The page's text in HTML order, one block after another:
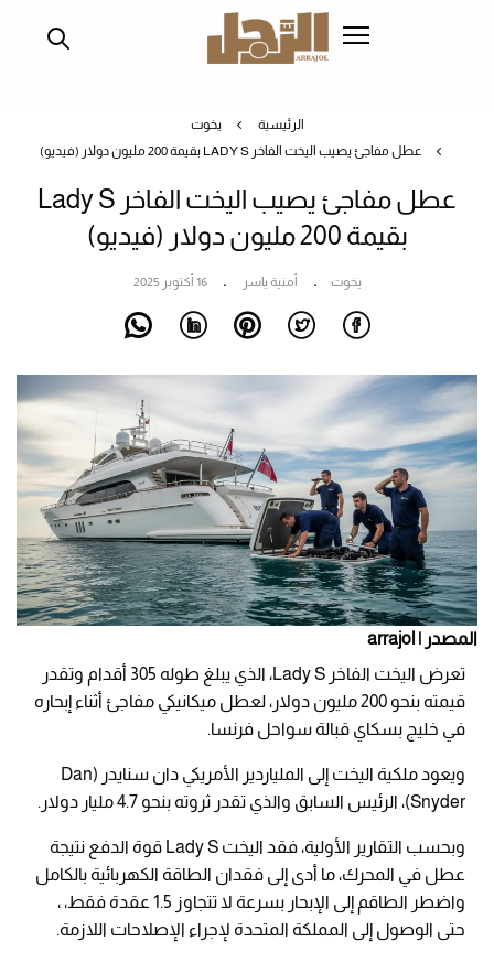
الرئيسية
يخوت
عطل مفاجئ يصيب اليخت الفاخر LADY S بقيمة 200 مليون دولار (فيديو)
عطل مفاجئ يصيب اليخت الفاخر Lady S
بقيمة 200 مليون دولار (فيديو)
يخوت أمنية ياسر 16 أكتوبر 2025
المصدر | arrajol
تعرض اليخت الفاخر Lady S، الذي يبلغ طوله 305 أقدام وتقدر
قيمته بنحو 200 مليون دولار، لعطل ميكانيكي مفاجئ أثناء إبحاره
في خليج بسكاي قبالة سواحل فرنسا.
ويعود ملكية اليخت إلى الملياردير الأمريكي دان سنايدر (Dan
Snyder)، الرئيس السابق والذي تقدر ثروته بنحو 4.7 مليار دولار.
وبحسب التقارير الأولية، فقد اليخت Lady S قوة الدفع نتيجة
عطل في المحرك، ما أدى إلى فقدان الطاقة الكهربائية بالكامل
واضطر الطاقم إلى الإبحار بسرعة لا تتجاوز 1.5 عقدة فقط، ،
حتى الوصول إلى المملكة المتحدة لإجراء الإصلاحات اللازمة.